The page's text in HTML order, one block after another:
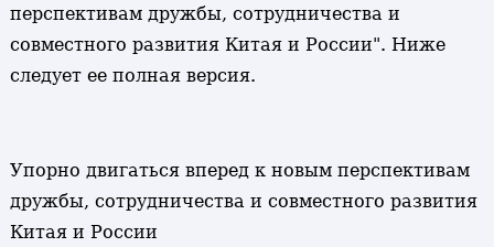
перспективам дружбы, сотрудничества и
совместного развития Китая и России". Ниже
следует ее полная версия.
Упорно двигаться вперед к новым перспективам
дружбы, сотрудничества и совместного развития
Китая и России